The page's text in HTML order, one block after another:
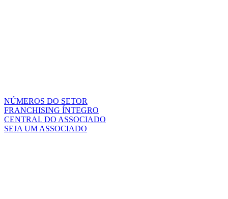
NÚMEROS DO SETOR
FRANCHISING ÍNTEGRO
CENTRAL DO ASSOCIADO
SEJA UM ASSOCIADO